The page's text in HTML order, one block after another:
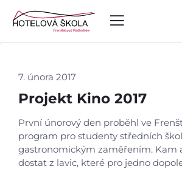
7. února 2017
Projekt Kino 2017
První únorový den proběhl ve
program pro studenty středních
gastronomickým zaměřením. Kam
dostat z lavic, které pro jedno